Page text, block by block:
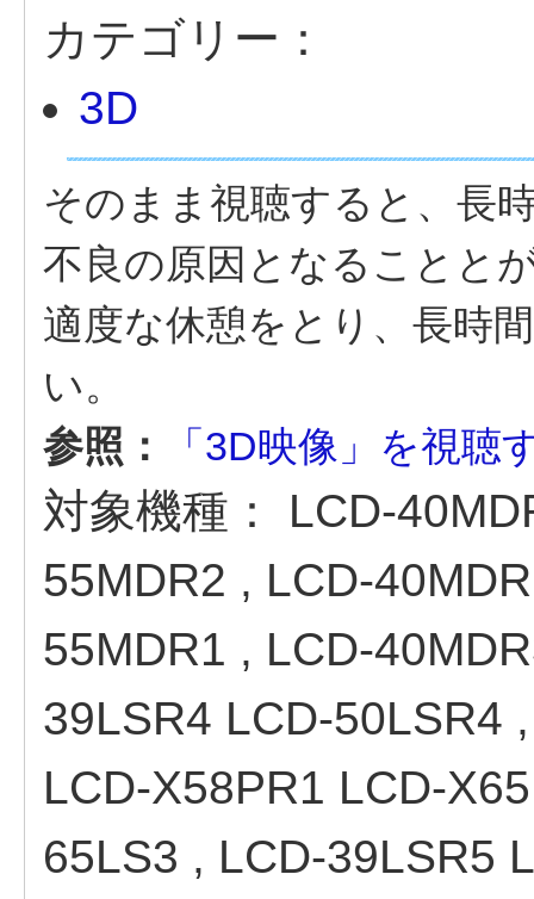
カテゴリー：
3D
そのまま視聴すると、長
不良の原因となることと
適度な休憩をとり、長時
い。
参照：
「3D映像」を視聴
対象機種：
LCD-
55MDR2 , LCD-
55MDR1 , LCD-
39LSR4 LCD-50LSR4
LCD-X58PR1 LCD-
65LS3 , LCD-39LSR5